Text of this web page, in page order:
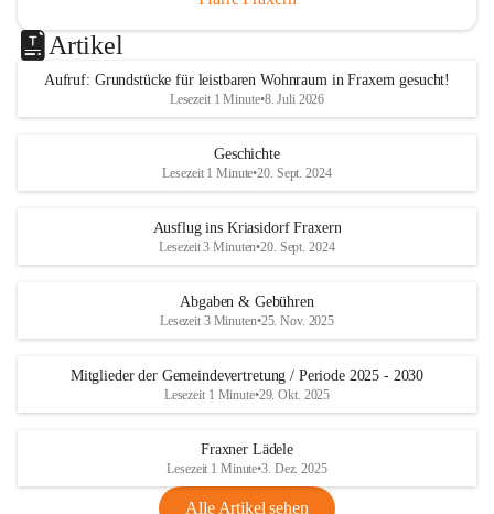
Artikel
Aufruf: Grundstücke für leistbaren Wohnraum in Fraxern gesucht!
Lesezeit 1 Minute•8. Juli 2026
Geschichte
Lesezeit 1 Minute•20. Sept. 2024
Ausflug ins Kriasidorf Fraxern
Lesezeit 3 Minuten•20. Sept. 2024
Abgaben & Gebühren
Lesezeit 3 Minuten•25. Nov. 2025
Mitglieder der Gemeindevertretung / Periode 2025 - 2030
Lesezeit 1 Minute•29. Okt. 2025
Fraxner Lädele
Lesezeit 1 Minute•3. Dez. 2025
Alle Artikel sehen